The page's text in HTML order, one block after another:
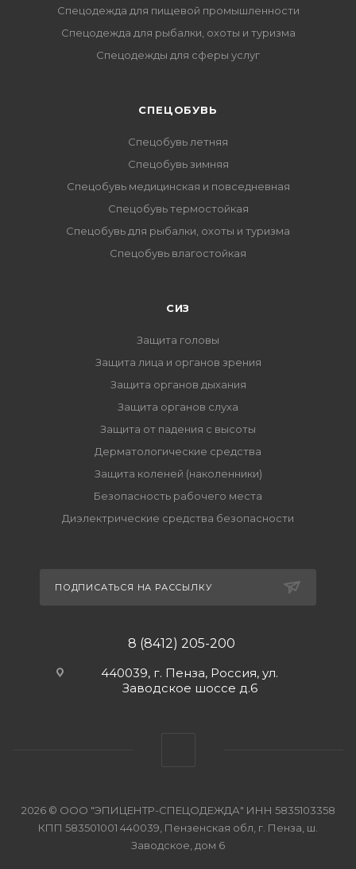
Спецодежда для пищевой промышленности
Спецодежда для рыбалки, охоты и туризма
Спецодежды для сферы услуг
CПЕЦОБУВЬ
Спецобувь летняя
Спецобувь зимняя
Спецобувь медицинская и повседневная
Спецобувь термостойкая
Спецобувь для рыбалки, охоты и туризма
Спецобувь влагостойкая
СИЗ
Защита головы
Защита лица и органов зрения
Защита органов дыхания
Защита органов слуха
Защита от падения с высоты
Дерматологические средства
Защита коленей (наколенники)
Безопасность рабочего места
Диэлектрические средства безопасности
ПОДПИСАТЬСЯ НА РАССЫЛКУ
8 (8412) 205-200
440039, г. Пенза, Россия, ул.
Заводское шоссе д.6
2026 © ООО "ЭПИЦЕНТР-СПЕЦОДЕЖДА" ИНН 5835103358
КПП 583501001 440039, Пензенская обл, г. Пенза, ш.
Заводское, дом 6